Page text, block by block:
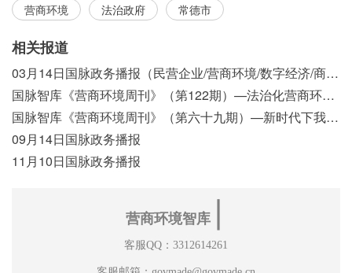
营商环境 法治政府 常德市
相关报道
03月14日国脉政务播报（民营企业/营商环境/数字经济/商事制度改革）
国脉智库《营商环境周刊》（第122期）—法治化营商环境视域下我国行政执法公示制度浅析
国脉智库《营商环境周刊》（第六十九期）—新时代下我国营商环境标准体系构建初探
09月14日国脉政务播报
11月10日国脉政务播报
营商环境智库
客服QQ：3312614261